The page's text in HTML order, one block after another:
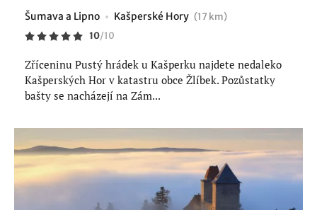
Šumava a Lipno Kašperské Hory (17 km)
10/10
Zříceninu Pustý hrádek u Kašperku najdete nedaleko
Kašperských Hor v katastru obce Žlíbek. Pozůstatky
bašty se nacházejí na Zám...